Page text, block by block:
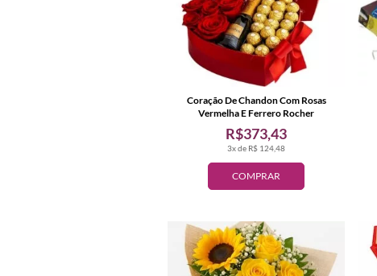
COMPRAR
3x de R$ 124,48
R$373,43
Coração De Chandon Com Rosas
Vermelha E Ferrero Rocher